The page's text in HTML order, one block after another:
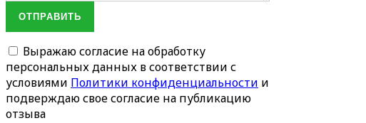
ОТПРАВИТЬ
Выражаю согласие на обработку
персональных данных в соответствии с
условиями Политики конфиденциальности и
подверждаю свое согласие на публикацию
отзыва